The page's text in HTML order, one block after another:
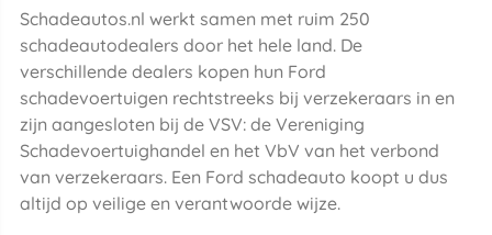
Schadeautos.nl werkt samen met ruim 250
schadeautodealers door het hele land. De
verschillende dealers kopen hun Ford
schadevoertuigen rechtstreeks bij verzekeraars in en
zijn aangesloten bij de VSV: de Vereniging
Schadevoertuighandel en het VbV van het verbond
van verzekeraars. Een Ford schadeauto koopt u dus
altijd op veilige en verantwoorde wijze.